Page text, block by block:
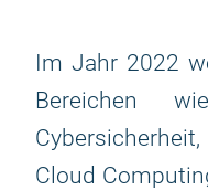
Im Jahr 2022
Bereichen
Cloud